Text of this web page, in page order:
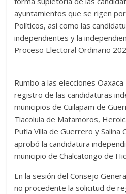
ayuntamientos que se rigen
Políticos, así como las
independientes y la
Proceso Electoral Ordinario
Rumbo a las elecciones
registro de las candidaturas
municipios de Cuilapam de
Tlacolula de Matamoros,
Putla Villa de Guerrero y Salina
aprobó la candidatura
municipio de Chalcatongo de
En la sesión del Consejo
no procedente la solicitud de